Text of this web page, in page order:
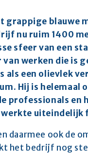
grappige blauwe
nu ruim 1400
sfeer van een
werken die is
een olievlek
Hij is helemaal
professionals en
uiteindelijk
daarmee ook de
het bedrijf nog